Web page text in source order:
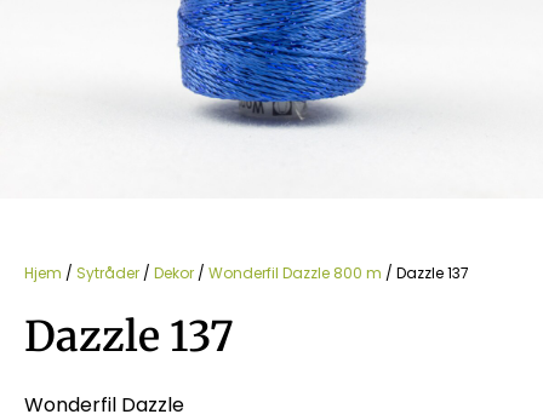
Hjem / Sytråder / Dekor / Wonderfil Dazzle 800 m / Dazzle 137
Dazzle 137
Wonderfil Dazzle